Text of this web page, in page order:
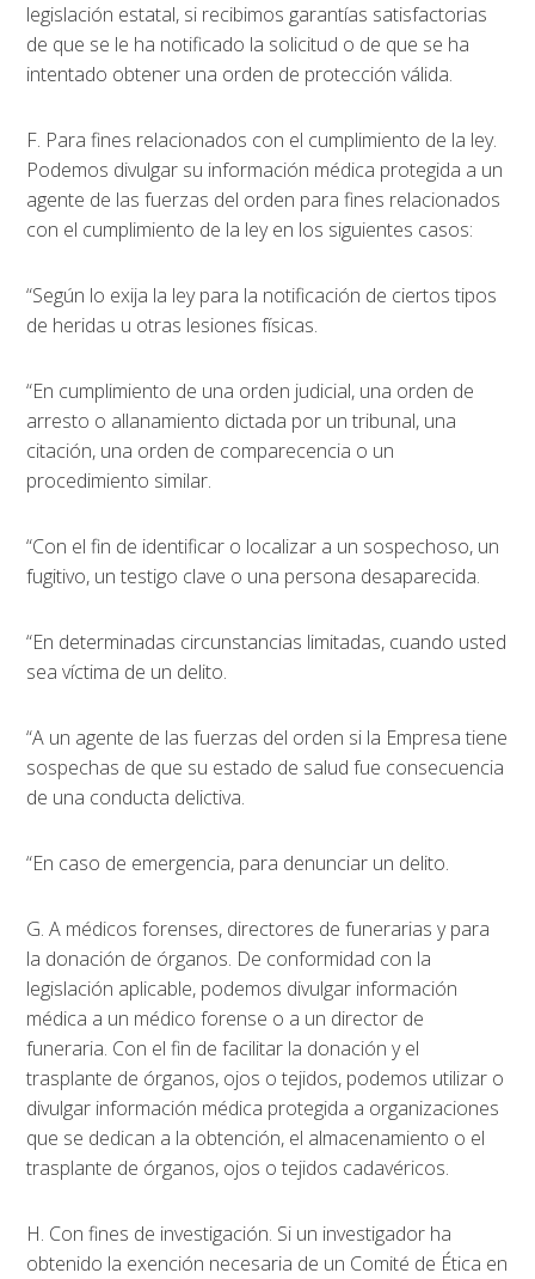
legislación estatal, si recibimos garantías satisfactorias
de que se le ha notificado la solicitud o de que se ha
intentado obtener una orden de protección válida.
F. Para fines relacionados con el cumplimiento de la ley.
Podemos divulgar su información médica protegida a un
agente de las fuerzas del orden para fines relacionados
con el cumplimiento de la ley en los siguientes casos:
“Según lo exija la ley para la notificación de ciertos tipos
de heridas u otras lesiones físicas.
“En cumplimiento de una orden judicial, una orden de
arresto o allanamiento dictada por un tribunal, una
citación, una orden de comparecencia o un
procedimiento similar.
“Con el fin de identificar o localizar a un sospechoso, un
fugitivo, un testigo clave o una persona desaparecida.
“En determinadas circunstancias limitadas, cuando usted
sea víctima de un delito.
“A un agente de las fuerzas del orden si la Empresa tiene
sospechas de que su estado de salud fue consecuencia
de una conducta delictiva.
“En caso de emergencia, para denunciar un delito.
G. A médicos forenses, directores de funerarias y para
la donación de órganos. De conformidad con la
legislación aplicable, podemos divulgar información
médica a un médico forense o a un director de
funeraria. Con el fin de facilitar la donación y el
trasplante de órganos, ojos o tejidos, podemos utilizar o
divulgar información médica protegida a organizaciones
que se dedican a la obtención, el almacenamiento o el
trasplante de órganos, ojos o tejidos cadavéricos.
H. Con fines de investigación. Si un investigador ha
obtenido la exención necesaria de un Comité de Ética en